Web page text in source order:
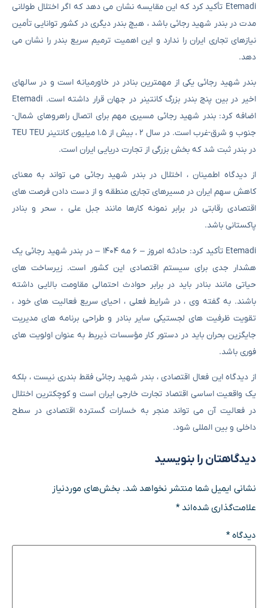
Etemadi تأکید کرد که این مقایسه نشان می دهد که اگر اختلال طولانی
مدت در بندر شهید رجائی باشد ، هیچ بندر دیگری در کشور توانایی تأمین
نیازهای تجاری ایران را ندارد و این اهمیت ترمیم سریع بندر را نشان می
دهد.
بندر شهید رجائی یکی از مهمترین بنادر در خاورمیانه است و در سالهای
اخیر در بین پنج بندر بزرگ کانتینر در جهان قرار داشته است. Etemadi
اضافه کرد: بندر شهید رجائی مسیری مهم برای اتصال راهروهای شمال-
جنوب و شرق-غرب است. در سال ۲ ، بیش از ۱.۵ میلیون کانتینر TEU TEU
در بندر ثبت شد که بخش بزرگی از تجارت دریایی ایران است.
از دیدگاه اطمینان ، اختلال در بندر شهید رجائی می تواند به معنای
کاهش سهم ایران در مسیرهای تجاری منطقه و از دست دادن فرصت های
اقتصادی رقابتی در برابر نمونه کارها مانند جبل علی ، سحر و بنادر
پاکستانی باشد.
Etemadi تأکید کرد: حادثه امروز – ۶ مه ۱۴۰۴ – در بندر شهید رجائی یک
هشدار جدی برای سیستم اقتصادی این کشور است. زیرساخت های
حیاتی مانند بنادر باید در برابر حوادث احتمالی مقاومت بالایی داشته
باشند. به گفته وی ، در شرایط فعلی ، احیای سریع فعالیت های خود ،
تقویت ظرفیت های لجستیکی سایر بنادر و طراحی برنامه های مدیریت
جایگزین بحران باید در دستور کار مؤسسات ذیربط به عنوان اولویت های
فوری باشد.
از دیدگاه این فعال اقتصادی ، بندر شهید رجائی فقط بندری نیست ، بلکه
یک واقعیت اساسی اقتصاد تجارت خارجی ایران است و کوچکترین اختلال
در فعالیت آن می تواند منجر به خسارات گسترده اقتصادی در سطح
داخلی و بین المللی شود.
دیدگاهتان را بنویسید
نشانی ایمیل شما منتشر نخواهد شد. بخش‌های موردنیاز
علامت‌گذاری شده‌اند*
دیدگاه*